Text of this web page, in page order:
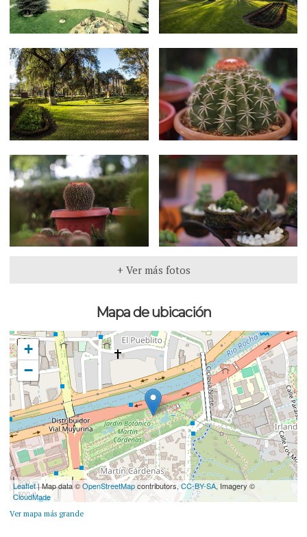
+ Ver más fotos
Mapa de ubicación
+
−
200 m
500 ft
Leaflet| Map data ©OpenStreetMapcontributors,CC-BY-SA, Imagery ©
CloudMade
Ver mapa más grande